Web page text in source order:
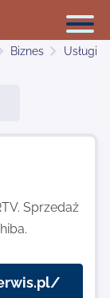
Biznes
Usługi
Sprzedaż